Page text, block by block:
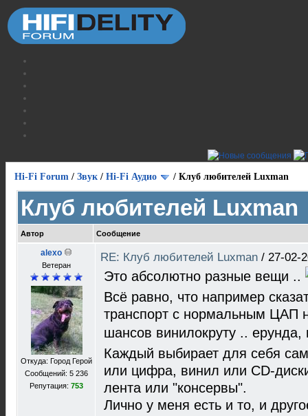
Hi-Fi Forum / Звук / Hi-Fi Аудио / Клуб любителей Luxman
Клуб любителей Luxman
Автор Сообщение
alexo
Ветеран
Откуда: Город Герой
Сообщений: 5 236
Репутация: 753
RE: Клуб любителей Luxman / 27-02-
Это абсолютно разные вещи ..
Всё равно, что например
транспорт с нормальным ЦАП
шансов винилокруту ..
Каждый выбирает для себя
или цифра, винил или CD-
лента или "консервы".
Лично у меня есть и то, и